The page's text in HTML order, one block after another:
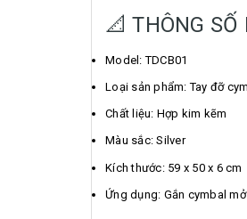
📐 THÔNG SỐ
Model: TDCB01
Loại sản phẩm: Tay đỡ
Chất liệu: Hợp kim kẽm
Màu sắc: Silver
Kích thước: 59 x 50 x 6 cm
Ứng dụng: Gắn cymbal